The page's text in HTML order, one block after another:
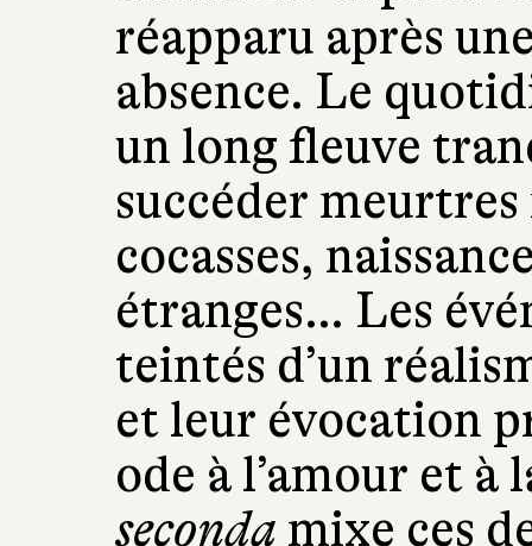
réapparu après
absence. Le
un long fleuve
succéder
cocasses,
étranges… Les
teintés d’un
et leur évocation
ode à l’amour et à
seconda mixe ces